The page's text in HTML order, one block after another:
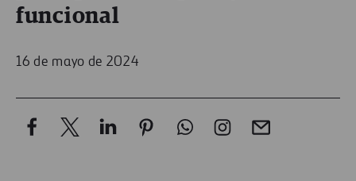
funcional
16 de mayo de 2024